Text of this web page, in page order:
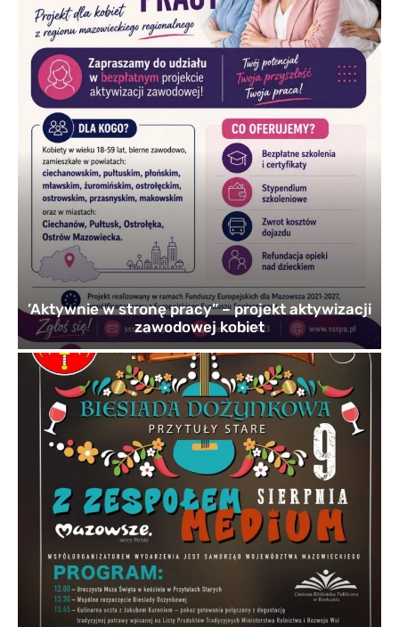
’Aktywnie w stronę pracy” – projekt aktywizacji
zawodowej kobiet